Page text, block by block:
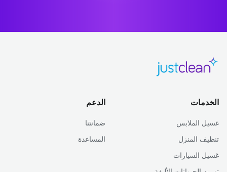
الخدمات
غسيل الملابس
تنظيف المنزل
غسيل السيارات
الدعم
ضمانتنا
المساعدة